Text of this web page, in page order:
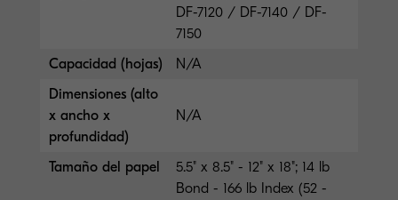
DF-7120 / DF-7140 / DF-
7150
Capacidad (hojas)
N/A
Dimensiones (alto
x ancho x
profundidad)
N/A
Tamaño del papel
5.5" x 8.5" - 12" x 18"; 14 lb
Bond - 166 lb Index (52 -